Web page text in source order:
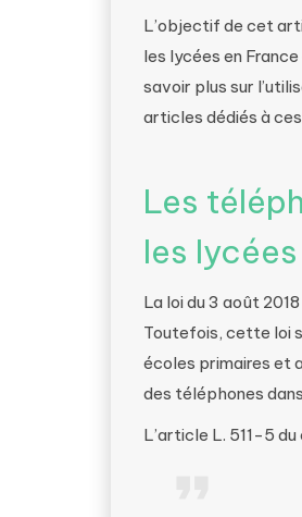
L’objectif de cet
les lycées en
savoir plus sur
articles dédiés à
Les
les lycées
La loi du 3 août
Toutefois, cette loi
écoles primaires et
des téléphones
L’article L. 511-5